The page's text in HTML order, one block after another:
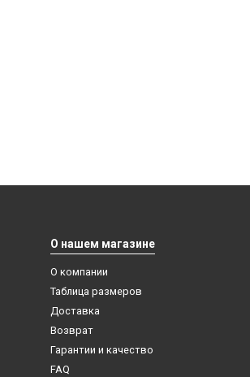
О нашем магазине
О компании
Таблица размеров
Доставка
Возврат
Гарантии и качество
FAQ